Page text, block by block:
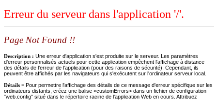
Erreur du serveur dans l'application '/'.
Page Not Found !!
Description : Une erreur d'application s'est produite sur le serveur. Les paramètres
d'erreur personnalisés actuels pour cette application empêchent l'affichage à distance
des détails de l'erreur de l'application (pour des raisons de sécurité). Cependant, ils
peuvent être affichés par les navigateurs qui s'exécutent sur l'ordinateur serveur local.
Détails = Pour permettre l'affichage des détails de ce message d'erreur spécifique sur les
ordinateurs distants, créez une balise <customErrors> dans un fichier de configuration
"web.config" situé dans le répertoire racine de l'application Web en cours. Attribuez